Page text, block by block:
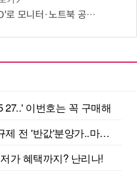
북 공략 본격화…MSI 모니터 공개